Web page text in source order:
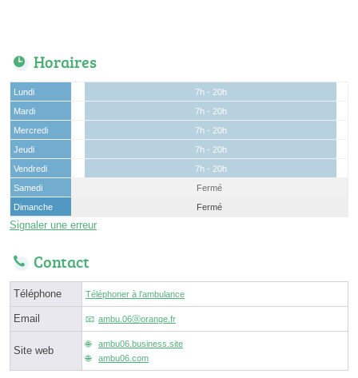
Horaires
Lundi
7h - 20h
Mardi
7h - 20h
Mercredi
7h - 20h
Jeudi
7h - 20h
Vendredi
7h - 20h
Samedi
Fermé
Dimanche
Fermé
Signaler une erreur
Contact
Téléphone Téléphoner à l'ambulance
Email ambu.06ⓐorange.fr
Site web
ambu06.business.site
ambu06.com